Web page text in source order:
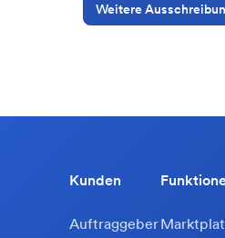
Weitere
Kunden
Auftraggeber